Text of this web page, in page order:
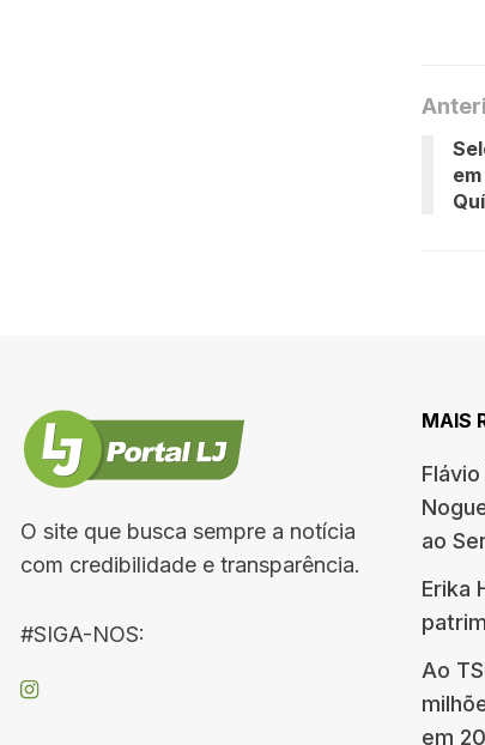
O site que busca sempre a notícia
com credibilidade e transparência.
#SIGA-NOS:
MAIS
ao
Erika
Ao
em